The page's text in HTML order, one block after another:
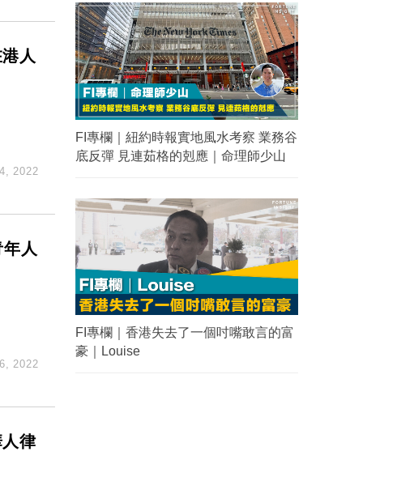
人
2022
人
2022
律
FI專欄｜紐約時報實地風水考察 業務谷
底反彈 見連茹格的剋應｜命理師少山
FI專欄｜香港失去了一個吋嘴敢言的富
豪｜Louise